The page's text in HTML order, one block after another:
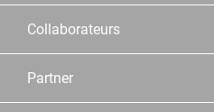
Collaborateurs
Partner